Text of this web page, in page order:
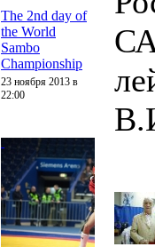
The 2nd day of
the World
Sambo
Championship
23 ноября 2013 в
22:00